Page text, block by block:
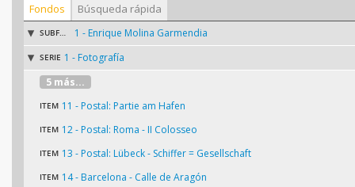
Fondos Búsqueda rápida
SUBFONDO 1 - Enrique Molina Garmendia
SERIE 1 - Fotografía
5 más...
ITEM 11 - Postal: Partie am Hafen
ITEM 12 - Postal: Roma - II Colosseo
ITEM 13 - Postal: Lübeck - Schiffer = Gesellschaft
ITEM 14 - Barcelona - Calle de Aragón